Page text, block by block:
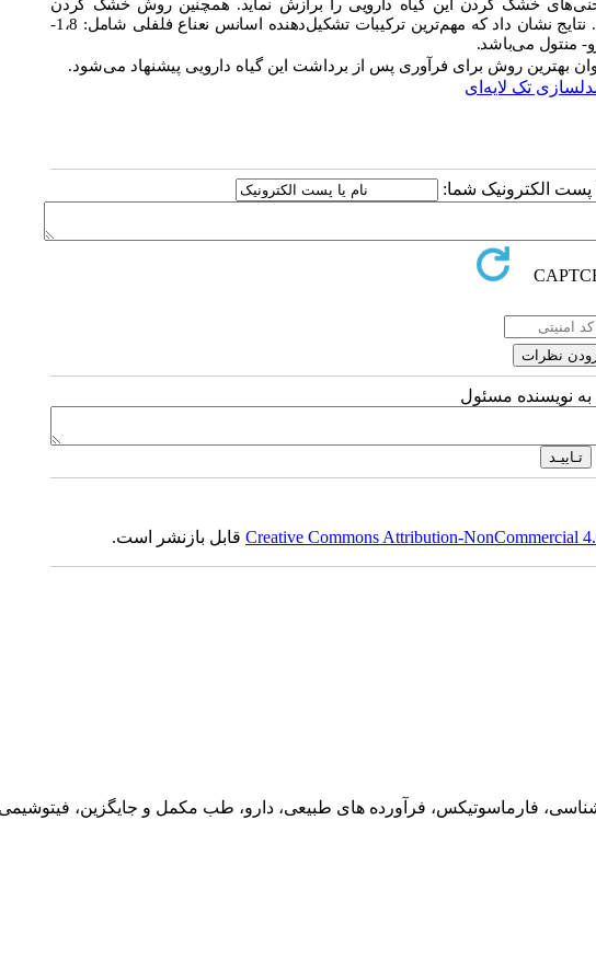
خشک کردن این گیاه دارویی را برازش نماید. همچنین روش‌ خشک کردن
خورشیدی می‌توان اسانس ‌متشکله این گیاه را به بهترین حالت حفظ نماید. نتایج نشان داد که مهم‌ترین ترکیبات تشکیل‌دهنده اسانس نعناع فلفلی شامل: 1،8-
منتول می‌باشد.
روش برای فرآوری پس از برداشت این گیاه دارویی پیشنهاد می‌شود.
تک لایه‌ای
پست الکترونیک شما:
به نویسنده مسئول
Creative Commons Attribution-NonCommercialقابل بازنشر است.
فارماسوتیکس، فرآورده های طبیعی، دارو، طب مکمل و جایگزین، فیتوشیمی،